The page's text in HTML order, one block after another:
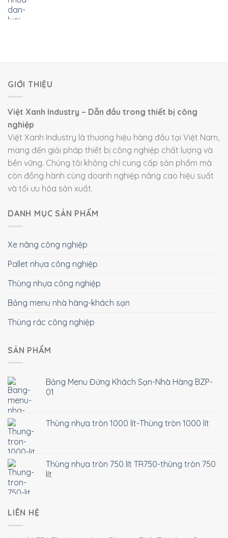
GIỚI THIỆU
Việt Xanh Industry – Dẫn đầu trong thiết bị công
nghiệp
Việt Xanh Industry là thương hiệu hàng đầu tại Việt Nam,
mang đến giải pháp thiết bị công nghiệp chất lượng và
bền vững. Chúng tôi không chỉ cung cấp sản phẩm mà
còn đồng hành cùng doanh nghiệp nâng cao hiệu suất
và tối ưu hóa sản xuất.
DANH MỤC SẢN PHẨM
Xe nâng công nghiệp
Pallet nhựa công nghiệp
Thùng nhựa công nghiệp
Bảng menu nhà hàng-khách sạn
Thùng rác công nghiệp
SẢN PHẨM
Bảng Menu Đứng Khách Sạn-Nhà Hàng BZP-
01
Thùng nhựa tròn 1000 lít-Thùng tròn 1000 lít
Thùng nhựa tròn 750 lít TR750-thùng tròn 750
lít
LIÊN HỆ